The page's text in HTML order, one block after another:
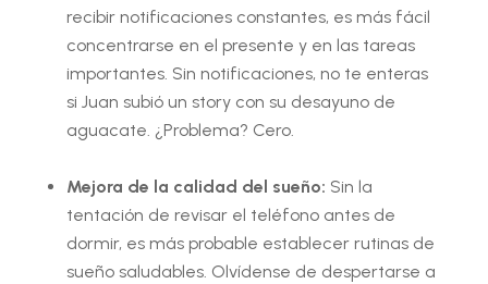
recibir notificaciones constantes, es más fácil
concentrarse en el presente y en las tareas
importantes. Sin notificaciones, no te enteras
si Juan subió un story con su desayuno de
aguacate. ¿Problema? Cero.
Mejora de la calidad del sueño: Sin la
tentación de revisar el teléfono antes de
dormir, es más probable establecer rutinas de
sueño saludables. Olvídense de despertarse a